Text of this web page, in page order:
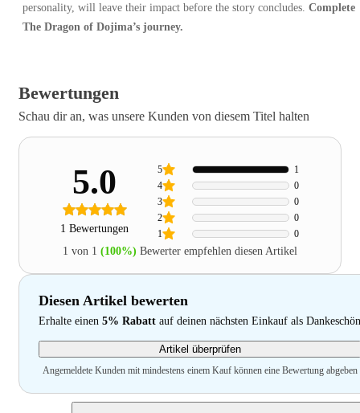
personality, will leave their impact before the story concludes. Complete
The Dragon of Dojima’s journey.
Bewertungen
Schau dir an, was unsere Kunden von diesem Titel halten
5.0
1 Bewertungen 1 0
2 0
3 0
4 0
5 1
1 von 1 (100%) Bewerter empfehlen diesen Artikel
Diesen Artikel bewerten
Erhalte einen 5% Rabatt auf deinen nächsten Einkauf als Dankeschön
Artikel überprüfen
Angemeldete Kunden mit mindestens einem Kauf können eine Bewertung abgeben